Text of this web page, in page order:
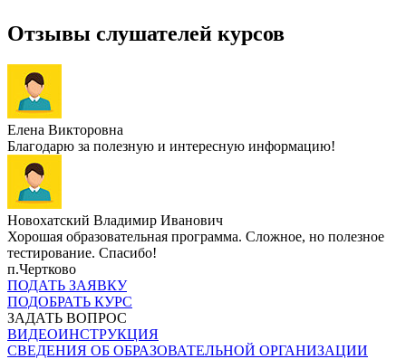
Отзывы слушателей курсов
Елена Викторовна
Благодарю за полезную и интересную информацию!
Новохатский Владимир Иванович
Хорошая образовательная программа. Сложное, но полезное
тестирование. Спасибо!
п.Чертково
ПОДАТЬ ЗАЯВКУ
ПОДОБРАТЬ КУРС
ЗАДАТЬ ВОПРОС
ВИДЕОИНСТРУКЦИЯ
СВЕДЕНИЯ ОБ ОБРАЗОВАТЕЛЬНОЙ ОРГАНИЗАЦИИ